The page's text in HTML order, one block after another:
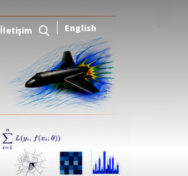
İletişim English